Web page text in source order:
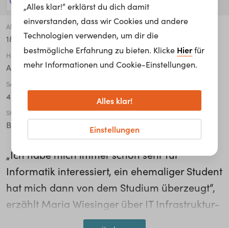
Alter
18 - 24
Höchste abgeschlossene Ausbildung
Allgemeine Hochschulreife
Semester
4
Studiengang
Bachelor
„Ich habe mich immer schon sehr für
Informatik interessiert, ein ehemaliger Student
hat mich dann von dem Studium überzeugt“,
erzählt Maria Wiesinger über IT Infrastruktur-
Management an der Hochschule Burgenland.
„Alles klar!“ erklärst du dich damit
einverstanden, dass wir Cookies und andere
Technologien verwenden, um dir die
bestmögliche Erfahrung zu bieten. Klicke Hierfür
mehr Informationen und Cookie-Einstellungen.
Einstellungen
Alles klar!